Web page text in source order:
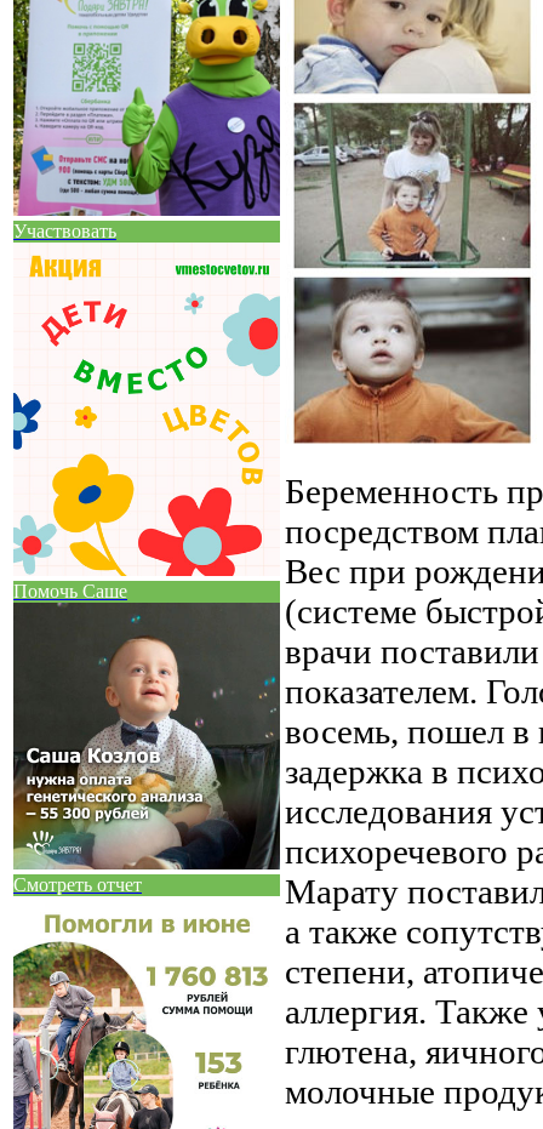
Участвовать
Помочь Саше
Смотреть отчет
Беременность
посредством
Вес при
(системе
врачи
показателем.
восемь, пошел в
задержка в
исследования
психоречевого
Марату
а также
степени,
аллергия. Также
глютена,
молочные